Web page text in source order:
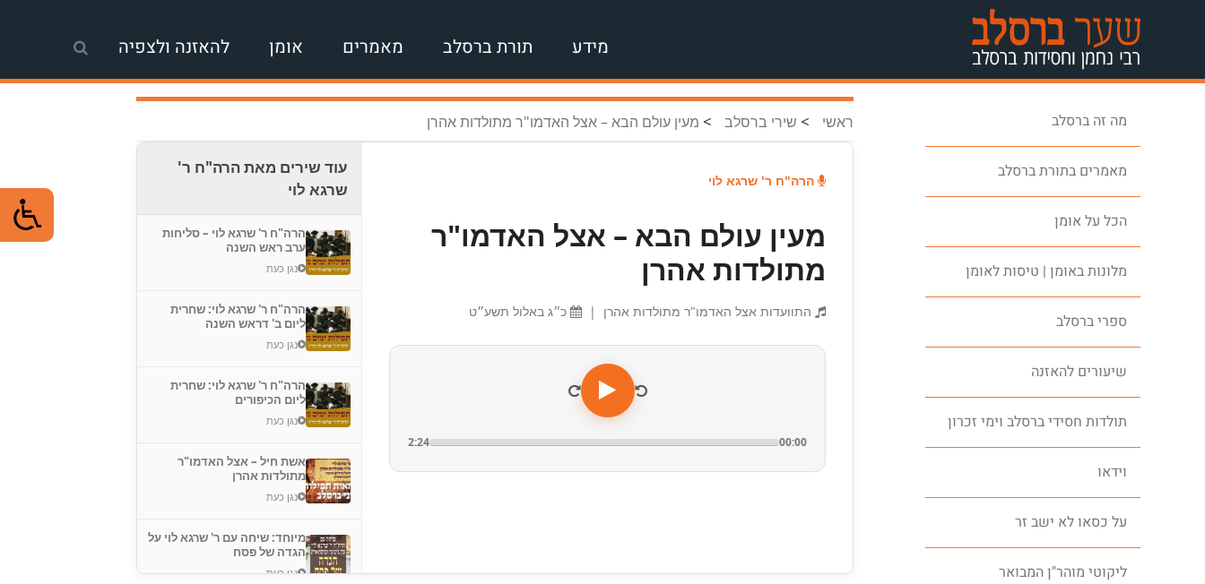
מידע תורת ברסלב מאמרים אומן להאזנה ולצפיה
מה זה ברסלב
מאמרים בתורת ברסלב
הכל על אומן
מלונות באומן | טיסות לאומן
ספרי ברסלב
שיעורים להאזנה
תולדות חסידי ברסלב וימי זכרון
וידאו
על כסאו לא ישב זר
ליקוטי מוהר"ן המבואר
ראשי > שירי ברסלב > מעין עולם הבא – אצל האדמו"ר מתולדות אהרן
הרה"ח ר' שרגא לוי
מעין עולם הבא – אצל האדמו"ר
מתולדות אהרן
התוועדות אצל האדמו"ר מתולדות אהרן | כ״ג באלול תשע״ט
00:00
2:24
עוד שירים מאת הרה"ח ר'
שרגא לוי
הרה"ח ר' שרגא לוי – סליחות
ערב ראש השנה
נגן כעת
הרה"ח ר' שרגא לוי: שחרית
ליום ב' דראש השנה
נגן כעת
הרה"ח ר' שרגא לוי: שחרית
ליום הכיפורים
נגן כעת
אשת חיל – אצל האדמו"ר
מתולדות אהרן
נגן כעת
מיוחד: שיחה עם ר' שרגא לוי על
הגדה של פסח
נגן כעת